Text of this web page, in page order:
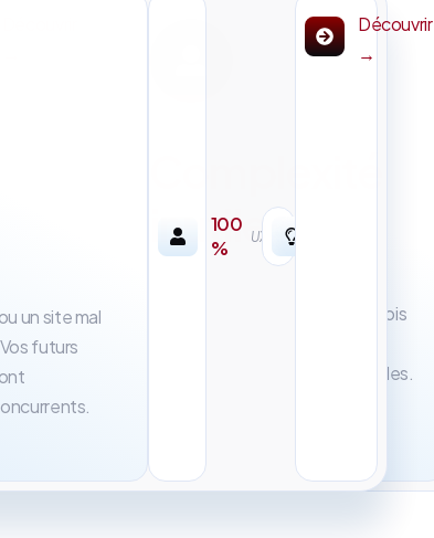
un site mal
futurs
100
%
UX/UI
Découvrir
→
inutile
traditionnelles qui mettent 6 mois
abonnements incompréhensibles.